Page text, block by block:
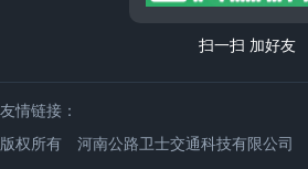
扫一扫 加好友
友情链接：
版权所有 河南公路卫士交通科技有限公司